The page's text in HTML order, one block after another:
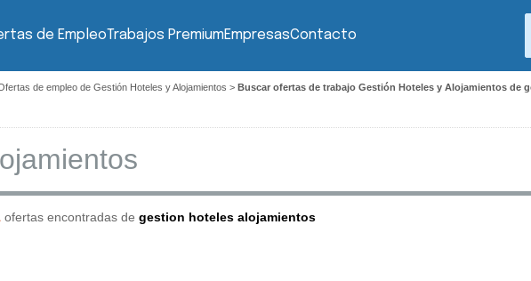
de EmpleoTrabajos PremiumEmpresasContacto
de empleo de Gestión Hoteles y Alojamientos > Buscar ofertas de trabajo Gestión Hoteles y Alojamientos de
ofertas encontradas de gestion hoteles alojamientos